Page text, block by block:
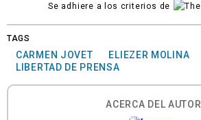
Se adhiere a los criterios de
TAGS
CARMEN JOVET
ELIEZER MOLINA
LIBERTAD DE PRENSA
ACERCA DEL AUTOR